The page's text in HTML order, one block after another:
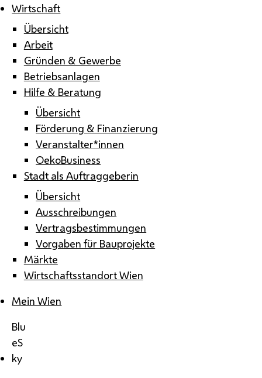
Wirtschaft
Übersicht
Arbeit
Gründen & Gewerbe
Betriebsanlagen
Hilfe & Beratung
Übersicht
Förderung & Finanzierung
Veranstalter*innen
OekoBusiness
Stadt als Auftraggeberin
Übersicht
Ausschreibungen
Vertragsbestimmungen
Vorgaben für Bauprojekte
Märkte
Wirtschaftsstandort Wien
Mein Wien
Blu
eS
ky